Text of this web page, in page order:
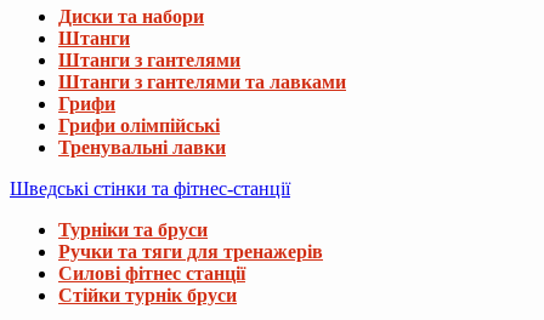
Диски та набори
Штанги
Штанги з гантелями
Штанги з гантелями та лавками
Грифи
Грифи олімпійські
Тренувальні лавки
Шведські стінки та фітнес-станції
Турніки та бруси
Ручки та тяги для тренажерів
Силові фітнес станції
Стійки турнік бруси